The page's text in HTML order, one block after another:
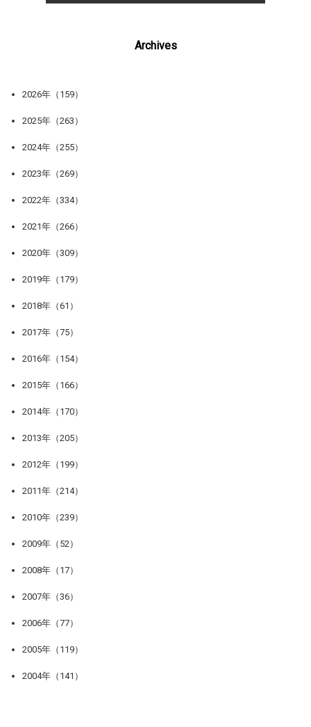
Archives
2026年（159）
2025年（263）
2024年（255）
2023年（269）
2022年（334）
2021年（266）
2020年（309）
2019年（179）
2018年（61）
2017年（75）
2016年（154）
2015年（166）
2014年（170）
2013年（205）
2012年（199）
2011年（214）
2010年（239）
2009年（52）
2008年（17）
2007年（36）
2006年（77）
2005年（119）
2004年（141）